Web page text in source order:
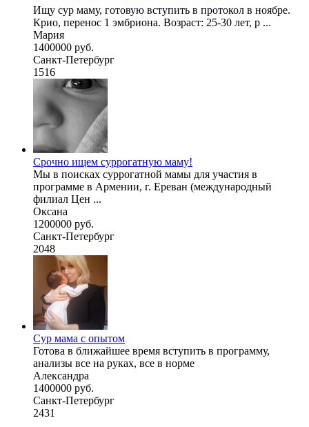
Ищу сур маму, готовую вступить в протокол в ноябре.
Крио, перенос 1 эмбриона. Возраст: 25-30 лет, р ...
Мария
1400000 руб.
Санкт-Петербург
1516
Срочно ищем суррогатную маму!
Мы в поисках суррогатной мамы для участия в
программе в Армении, г. Ереван (международный
филиал Цен ...
Оксана
1200000 руб.
Санкт-Петербург
2048
Сур мама с опытом
Готова в ближайшее время вступить в программу,
анализы все на руках, все в норме
Александра
1400000 руб.
Санкт-Петербург
2431